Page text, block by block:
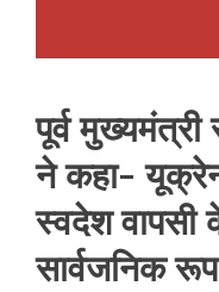
पूर्व
ने कहा-
स्वदेश वापसी
सार्वजनिक